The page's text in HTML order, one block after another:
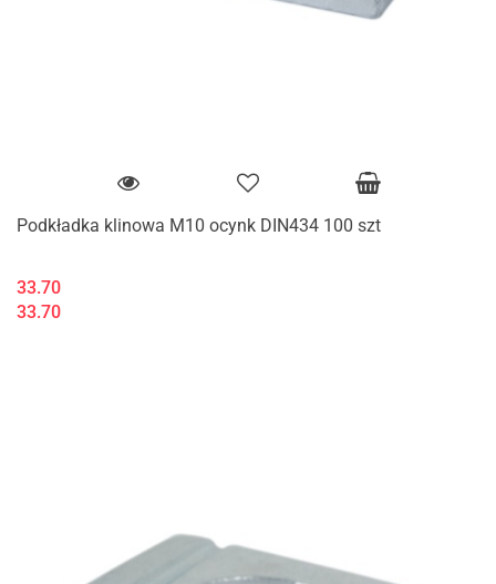
Podkładka klinowa M10 ocynk DIN434 100 szt
33.70
33.70